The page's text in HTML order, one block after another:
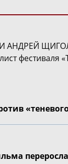
АНДРЕЙ
фестиваля